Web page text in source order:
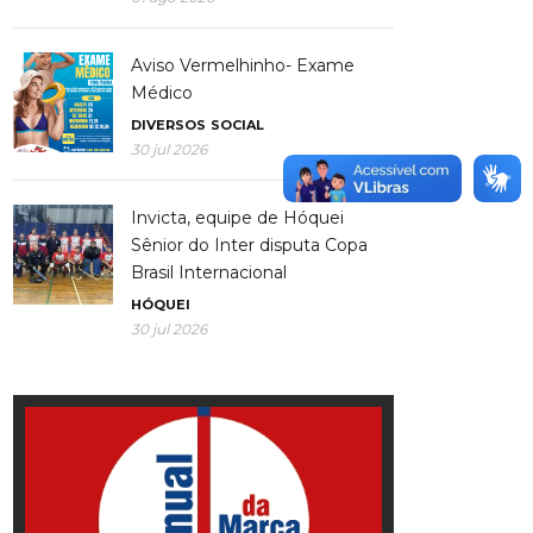
Aviso Vermelhinho- Exame
Médico
DIVERSOS SOCIAL
30 jul 2026
Invicta, equipe de Hóquei
Sênior do Inter disputa Copa
Brasil Internacional
HÓQUEI
30 jul 2026